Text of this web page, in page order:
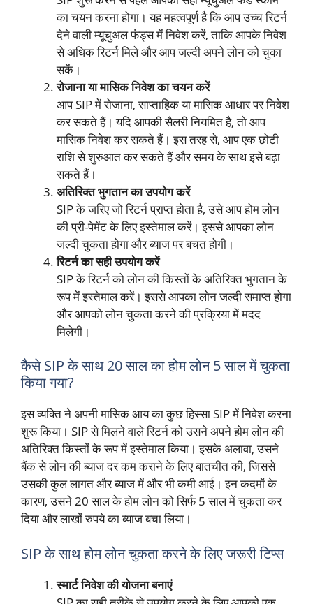
का चयन करना होगा। यह महत्वपूर्ण है कि आप उच्च रिटर्न
देने वाली म्यूचुअल फंड्स में निवेश करें, ताकि आपके निवेश
से अधिक रिटर्न मिले और आप जल्दी अपने लोन को चुका
सकें।
रोजाना या मासिक निवेश का चयन करें
आप SIP में रोजाना, साप्ताहिक या मासिक आधार पर निवेश
कर सकते हैं। यदि आपकी सैलरी नियमित है, तो आप
मासिक निवेश कर सकते हैं। इस तरह से, आप एक छोटी
राशि से शुरुआत कर सकते हैं और समय के साथ इसे बढ़ा
सकते हैं।
अतिरिक्त भुगतान का उपयोग करें
SIP के जरिए जो रिटर्न प्राप्त होता है, उसे आप होम लोन
की प्री-पेमेंट के लिए इस्तेमाल करें। इससे आपका लोन
जल्दी चुकता होगा और ब्याज पर बचत होगी।
रिटर्न का सही उपयोग करें
SIP के रिटर्न को लोन की किस्तों के अतिरिक्त भुगतान के
रूप में इस्तेमाल करें। इससे आपका लोन जल्दी समाप्त होगा
और आपको लोन चुकता करने की प्रक्रिया में मदद
मिलेगी।
कैसे SIP के साथ 20 साल का होम लोन 5 साल में चुकता
किया गया?
इस व्यक्ति ने अपनी मासिक आय का कुछ हिस्सा SIP में निवेश करना
शुरू किया। SIP से मिलने वाले रिटर्न को उसने अपने होम लोन की
अतिरिक्त किस्तों के रूप में इस्तेमाल किया। इसके अलावा, उसने
बैंक से लोन की ब्याज दर कम कराने के लिए बातचीत की, जिससे
उसकी कुल लागत और ब्याज में और भी कमी आई। इन कदमों के
कारण, उसने 20 साल के होम लोन को सिर्फ 5 साल में चुकता कर
दिया और लाखों रुपये का ब्याज बचा लिया।
SIP के साथ होम लोन चुकता करने के लिए जरूरी टिप्स
स्मार्ट निवेश की योजना बनाएं